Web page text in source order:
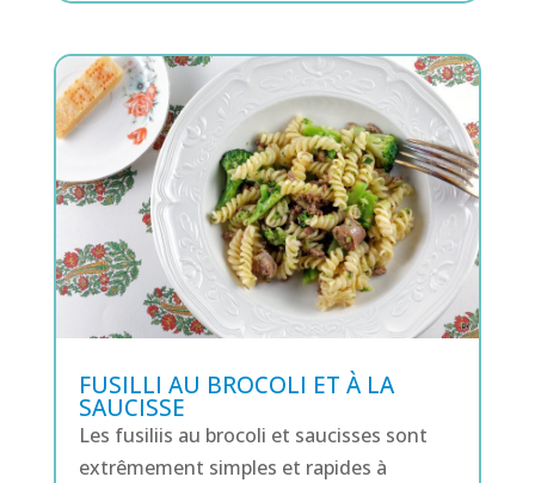
FUSILLI AU BROCOLI ET À LA
SAUCISSE
Les fusiliis au brocoli et saucisses sont
extrêmement simples et rapides à